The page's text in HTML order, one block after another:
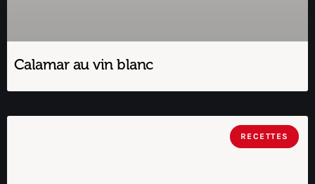
Calamar au vin blanc
RECETTES